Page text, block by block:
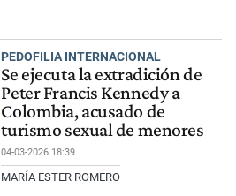
PEDOFILIA INTERNACIONAL
Se ejecuta la extradición de
Peter Francis Kennedy a
Colombia, acusado de
turismo sexual de menores
04-03-2026 18:39
MARÍA ESTER ROMERO